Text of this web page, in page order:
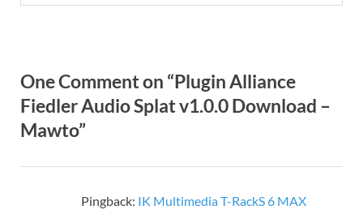
One Comment on “Plugin Alliance
Fiedler Audio Splat v1.0.0 Download –
Mawto”
Pingback: IK Multimedia T-RackS 6 MAX